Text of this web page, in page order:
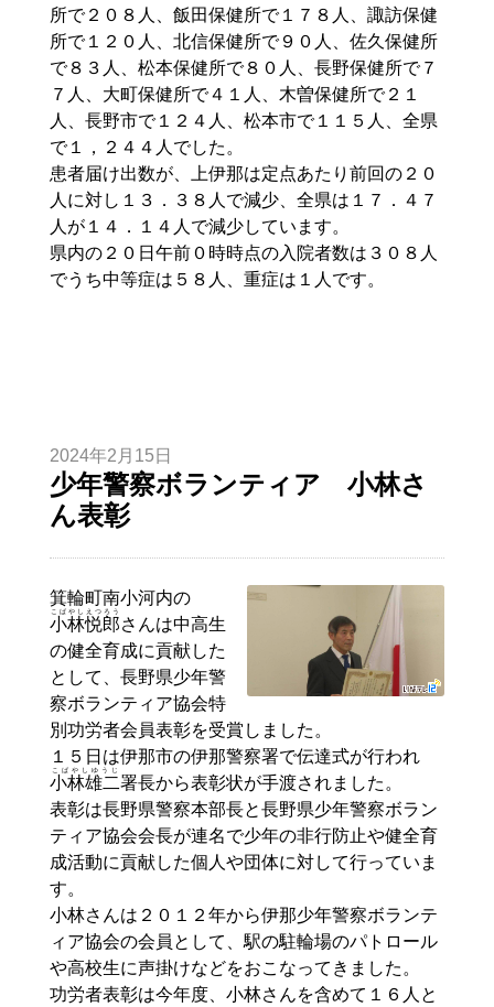
所で２０８人、飯田保健所で１７８人、諏訪保健
所で１２０人、北信保健所で９０人、佐久保健所
で８３人、松本保健所で８０人、長野保健所で７
７人、大町保健所で４１人、木曽保健所で２１
人、長野市で１２４人、松本市で１１５人、全県
で１，２４４人でした。
患者届け出数が、上伊那は定点あたり前回の２０
人に対し１３．３８人で減少、全県は１７．４７
人が１４．１４人で減少しています。
県内の２０日午前０時時点の入院者数は３０８人
でうち中等症は５８人、重症は１人です。
2024年2月15日
少年警察ボランティア 小林さ
ん表彰
箕輪町南小河内の
小林悦郎
こばやしえつろう
さんは中高生
の健全育成に貢献した
として、長野県少年警
察ボランティア協会特
別功労者会員表彰を受賞しました。
１５日は伊那市の伊那警察署で伝達式が行われ
小林雄二
こばやしゆうじ
署長から表彰状が手渡されました。
表彰は長野県警察本部長と長野県少年警察ボラン
ティア協会会長が連名で少年の非行防止や健全育
成活動に貢献した個人や団体に対して行っていま
す。
小林さんは２０１２年から伊那少年警察ボランテ
ィア協会の会員として、駅の駐輪場のパトロール
や高校生に声掛けなどをおこなってきました。
功労者表彰は今年度、小林さんを含めて１６人と